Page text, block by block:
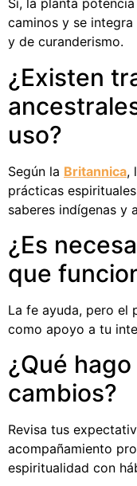
Sí, la planta
caminos y se
y de curanderismo.
¿Existen
uso?
Según la Britannica,
prácticas
saberes indígenas y
¿Es
que
La fe ayuda, pero el
como apoyo a tu
¿Qué
cambios?
Revisa tus
acompañamiento
espiritualidad con